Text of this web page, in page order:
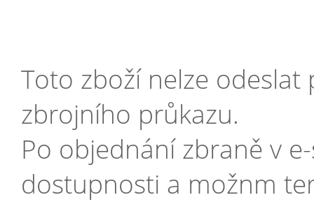
Toto zboží nelze
zbrojního průkazu.
Po objednání zbraně v
dostupnosti a možnm